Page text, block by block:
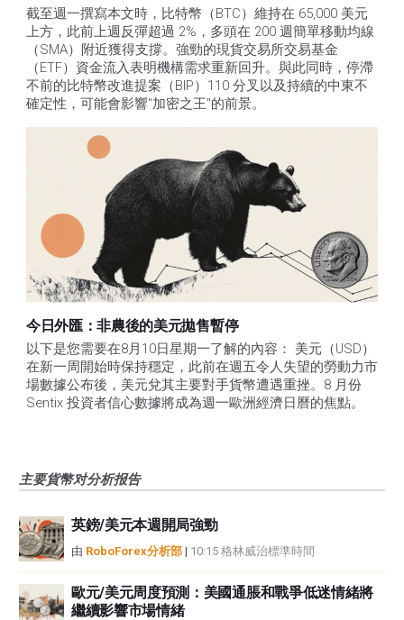
截至週一撰寫本文時，比特幣（BTC）維持在 65,000 美元
上方，此前上週反彈超過 2%，多頭在 200 週簡單移動均線
（SMA）附近獲得支撐。強勁的現貨交易所交易基金
（ETF）資金流入表明機構需求重新回升。與此同時，停滯
不前的比特幣改進提案（BIP）110 分叉以及持續的中東不
確定性，可能會影響"加密之王"的前景。
今日外匯：非農後的美元拋售暫停
以下是您需要在8月10日星期一了解的內容： 美元（USD）
在新一周開始時保持穩定，此前在週五令人失望的勞動力市
場數據公布後，美元兌其主要對手貨幣遭遇重挫。8 月份
Sentix 投資者信心數據將成為週一歐洲經濟日曆的焦點。
主要貨幣对分析报告
英鎊/美元本週開局強勁
由 RoboForex分析部 | 10:15 格林威治標準時間
歐元/美元周度預測：美國通脹和戰爭低迷情緒將
繼續影響市場情緒